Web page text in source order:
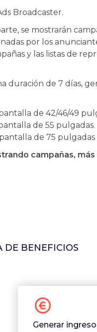
Broadcaster.
se mostrarán
por los
y las listas de
duración de 7 días,
de 42/46/49
de 55 pulgadas.
de 75 pulgadas
campañas,
DE BENEFICIOS
Generar